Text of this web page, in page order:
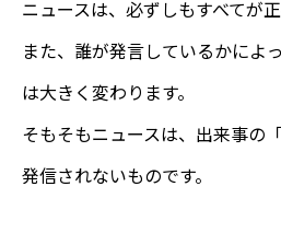
ニュースは、必ずしもすべてが
また、誰が発言しているかによ
は大きく変わります。
そもそもニュースは、出来事の
発信されないものです。